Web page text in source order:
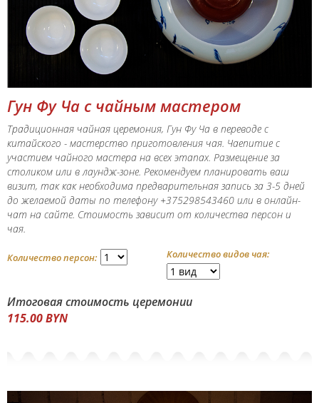
Гун Фу Ча с чайным мастером
Традиционная чайная церемония, Гун Фу Ча в переводе с
китайского - мастерство приготовления чая. Чаепитие с
участием чайного мастера на всех этапах. Размещение за
столиком или в лаундж-зоне. Рекомендуем планировать ваш
визит, так как необходима предварительная запись за 3-5 дней
до желаемой даты по телефону +375298543460 или в онлайн-
чат на сайте. Стоимость зависит от количeства пeрсон и
чая.
Количество персон: Количество видов чая:
Итоговая стоимость церемонии
115.00BYN